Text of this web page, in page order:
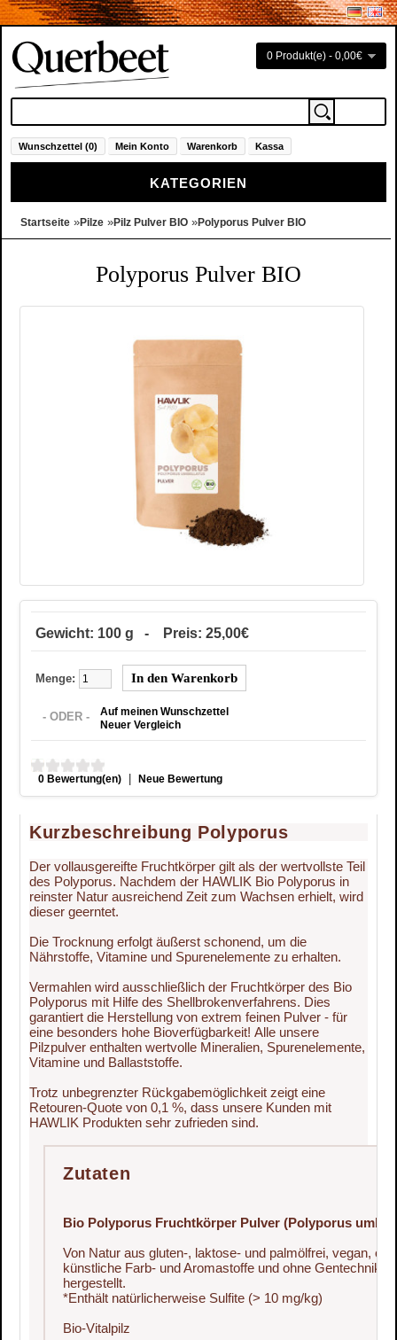
0 Produkt(e) - 0,00€
Wunschzettel (0) Mein Konto Warenkorb Kassa
KATEGORIEN
Startseite »Pilze »Pilz Pulver BIO »Polyporus Pulver BIO
Polyporus Pulver BIO
Gewicht: 100 g - Preis: 25,00€
Menge:
- ODER -
Auf meinen Wunschzettel
Neuer Vergleich
0 Bewertung(en) | Neue Bewertung
Kurzbeschreibung Polyporus
Der vollausgereifte Fruchtkörper gilt als der wertvollste Teil
des Polyporus. Nachdem der HAWLIK Bio Polyporus in
reinster Natur ausreichend Zeit zum Wachsen erhielt, wird
dieser geerntet.
Die Trocknung erfolgt äußerst schonend, um die
Nährstoffe, Vitamine und Spurenelemente zu erhalten.
Vermahlen wird ausschließlich der Fruchtkörper des Bio
Polyporus mit Hilfe des Shellbrokenverfahrens. Dies
garantiert die Herstellung von extrem feinen Pulver - für
eine besonders hohe Bioverfügbarkeit! Alle unsere
Pilzpulver enthalten wertvolle Mineralien, Spurenelemente,
Vitamine und Ballaststoffe.
Trotz unbegrenzter Rückgabemöglichkeit zeigt eine
Retouren-Quote von 0,1 %, dass unsere Kunden mit
HAWLIK Produkten sehr zufrieden sind.
Zutaten
Bio Polyporus Fruchtkörper Pulver (Polyporus
Von Natur aus gluten-, laktose- und palmölfrei, vegan,
künstliche Farb- und Aromastoffe und ohne Gentechnik
hergestellt.
*Enthält natürlicherweise Sulfite (> 10 mg/kg)
Bio-Vitalpilz